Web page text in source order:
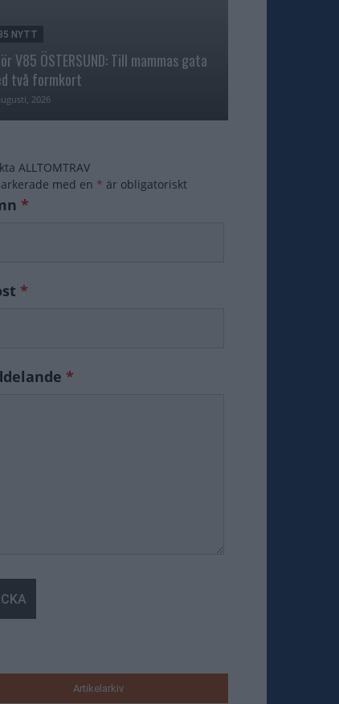
NYTT
V85 ÖSTERSUND: Till mammas gata
två formkort
2026
ALLTOMTRAV
med en * är obligatoriskt
*
*
*
Artikelarkiv